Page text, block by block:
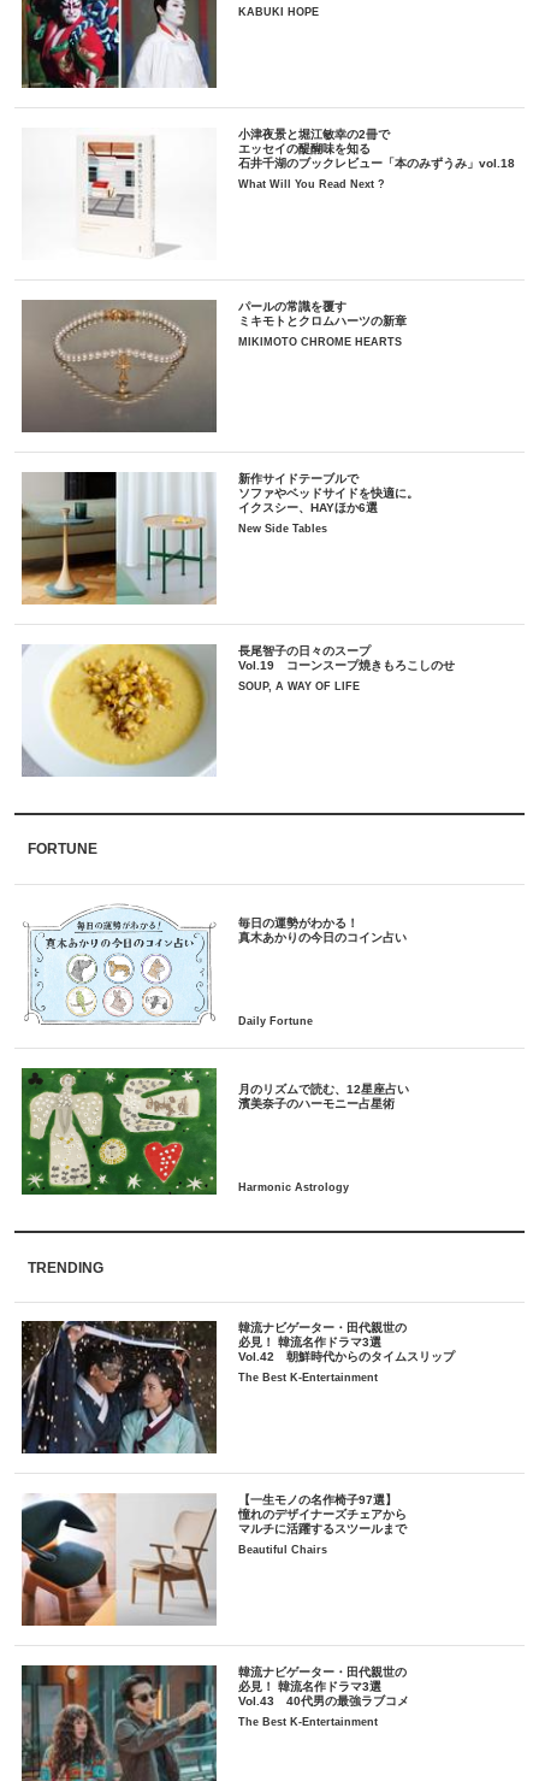
KABUKI HOPE
小津夜景と堀江敏幸の2冊で
エッセイの醍醐味を知る
石井千湖のブックレビュー「本のみずうみ」vol.18
What Will You Read Next ?
パールの常識を覆す
ミキモトとクロムハーツの新章
MIKIMOTO CHROME HEARTS
新作サイドテーブルで
ソファやベッドサイドを快適に。
イクスシー、HAYほか6選
New Side Tables
長尾智子の日々のスープ
Vol.19 コーンスープ焼きもろこしのせ
SOUP, A WAY OF LIFE
FORTUNE
毎日の運勢がわかる！
月のリズムで読む、12星座占い
TRENDING
韓流ナビゲーター・田代親世の
必見！ 韓流名作ドラマ3選
Vol.42 朝鮮時代からのタイムスリップ
The Best K-Entertainment
【一生モノの名作椅子97選】
憧れのデザイナーズチェアから
マルチに活躍するスツールまで
Beautiful Chairs
韓流ナビゲーター・田代親世の
必見！ 韓流名作ドラマ3選
Vol.43 40代男の最強ラブコメ
The Best K-Entertainment